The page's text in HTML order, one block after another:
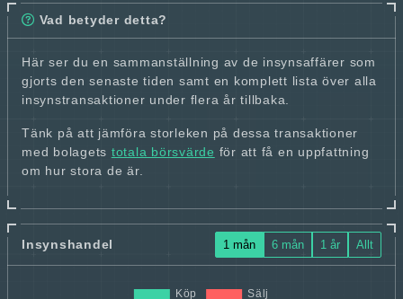
Vad betyder detta?
Här ser du en sammanställning av de insynsaffärer som
gjorts den senaste tiden samt en komplett lista över alla
insynstransaktioner under flera år tillbaka.
Tänk på att jämföra storleken på dessa transaktioner
med bolagets totala börsvärde för att få en uppfattning
om hur stora de är.
Insynshandel 1 mån 6 mån 1 år Allt